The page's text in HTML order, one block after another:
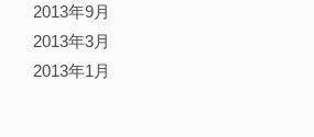
2013年9月
2013年3月
2013年1月